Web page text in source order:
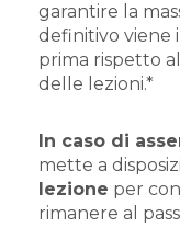
garantire la
definitivo viene
prima rispetto
delle lezioni.*
In caso di
mette a
lezione per
rimanere al